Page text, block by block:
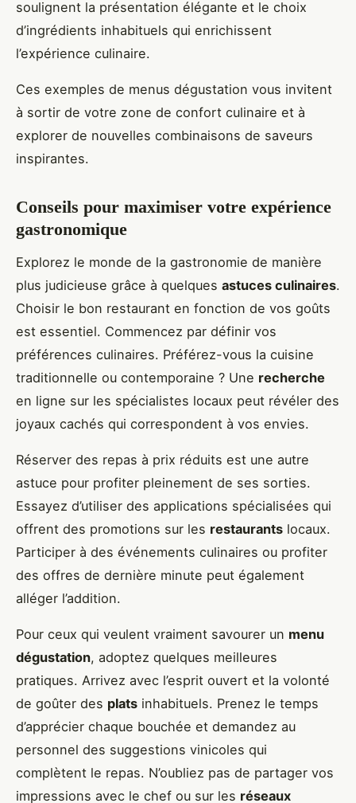
soulignent la présentation élégante et le choix
d’ingrédients inhabituels qui enrichissent
l’expérience culinaire.
Ces exemples de menus dégustation vous invitent
à sortir de votre zone de confort culinaire et à
explorer de nouvelles combinaisons de saveurs
inspirantes.
Conseils pour maximiser votre expérience
gastronomique
Explorez le monde de la gastronomie de manière
plus judicieuse grâce à quelques astuces culinaires.
Choisir le bon restaurant en fonction de vos goûts
est essentiel. Commencez par définir vos
préférences culinaires. Préférez-vous la cuisine
traditionnelle ou contemporaine ? Une recherche
en ligne sur les spécialistes locaux peut révéler des
joyaux cachés qui correspondent à vos envies.
Réserver des repas à prix réduits est une autre
astuce pour profiter pleinement de ses sorties.
Essayez d’utiliser des applications spécialisées qui
offrent des promotions sur les restaurants locaux.
Participer à des événements culinaires ou profiter
des offres de dernière minute peut également
alléger l’addition.
Pour ceux qui veulent vraiment savourer un menu
dégustation, adoptez quelques meilleures
pratiques. Arrivez avec l’esprit ouvert et la volonté
de goûter des plats inhabituels. Prenez le temps
d’apprécier chaque bouchée et demandez au
personnel des suggestions vinicoles qui
complètent le repas. N’oubliez pas de partager vos
impressions avec le chef ou sur les réseaux